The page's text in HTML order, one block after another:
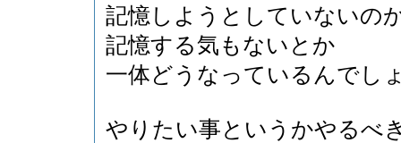
記憶しようとしていないの
記憶する気もないとか
一体どうなっているんでし
やりたい事というかやるべ